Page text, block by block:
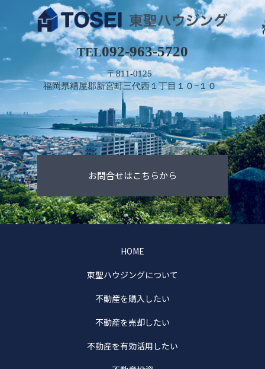
TEL092-963-5720
〒811-0125
福岡県糟屋郡新宮町三代西１丁目１０−１０
お問合せはこちらから
HOME
東聖ハウジングについて
不動産を購入したい
不動産を売却したい
不動産を有効活用したい